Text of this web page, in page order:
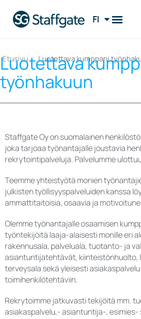
FI
EN
Etusivu / Luotettava kumppani
Luotettava
työnhakuun
Staffgate Oy on suomalainen
joka tarjoaa työnantajalle joustavia
rekrytointipalveluja. Palvelumme
Teemme yhteistyötä monien
julkisten työllisyyspalveluiden kanssa
ammattitaitoisia, osaavia ja
Olemme työnantajalle osaamisen
työntekijöitä laaja-alaisesti monille eri
rakennusala, palveluala, tuotanto- ja
asiantuntijatehtävät, kiinteistönhuolto,
terveysala sekä yleisesti
toimihenkilötehtäviin.
Rekrytoimme jatkuvasti tekijöitä mm.
asiakaspalvelu,- asiantuntija-,